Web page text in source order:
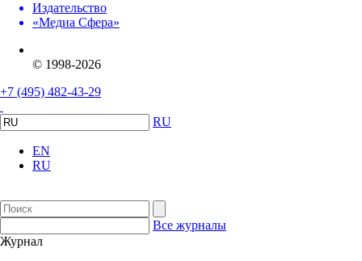
Издательство
«Медиа Сфера»
© 1998-2026
+7 (495) 482-43-29
RU
EN
RU
Все журналы
Журнал